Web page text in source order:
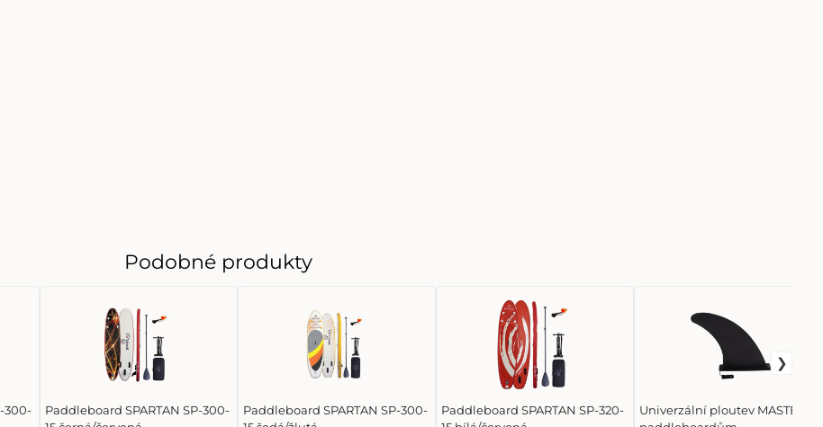
Podobné produkty
300-
Paddleboard SPARTAN SP-300-
Paddleboard SPARTAN SP-300-
Paddleboard SPARTAN SP-320-
Univerzální ploutev MASTER k